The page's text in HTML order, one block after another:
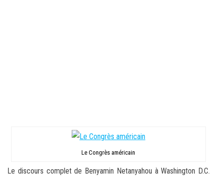
Le Congrès américain
Le discours complet de Benyamin Netanyahou à Washington D.C.